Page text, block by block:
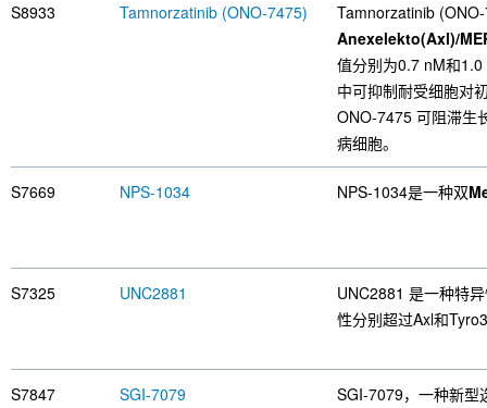
S8933 Tamnorzatinib (ONO-7475)
Tamnorzatinib
Anexelekto(Axl)/
值分别为0.7 nM和
中可抑制耐受细胞对
ONO-7475 可阻滞生
病细胞。
S7669 NPS-1034 NPS-1034是一种双
S7325 UNC2881
UNC2881 是一种特
性分别超过Axl和
S7847 SGI-7079
SGI-7079，一种新型